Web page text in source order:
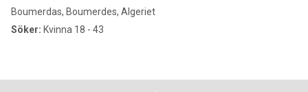
Boumerdas, Boumerdes, Algeriet
Söker: Kvinna 18 - 43